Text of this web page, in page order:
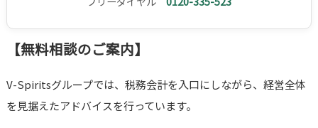
【無料相談のご案内】
V-Spiritsグループでは、税務会計を入口にしながら、経営全体
を見据えたアドバイスを行っています。